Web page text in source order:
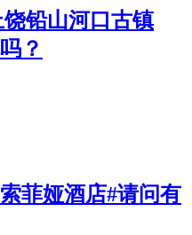
饶铅山河口古镇
？
菲娅酒店#请问有